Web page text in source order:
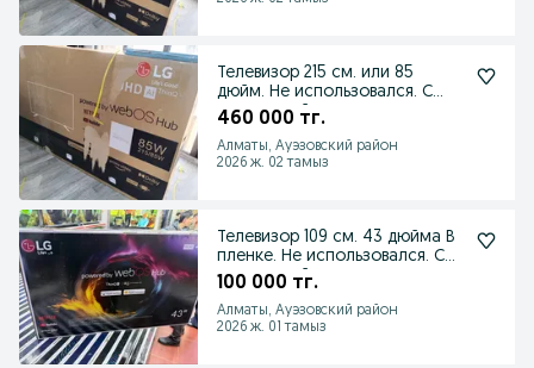
Телевизор 215 см. или 85
дюйм. Не использовался. С
установкой на стену
460 000 тг.
Алматы, Ауэзовский район
2026 ж. 02 тамыз
Телевизор 109 см. 43 дюйма В
пленке. Не использовался. С
установкой
100 000 тг.
Алматы, Ауэзовский район
2026 ж. 01 тамыз